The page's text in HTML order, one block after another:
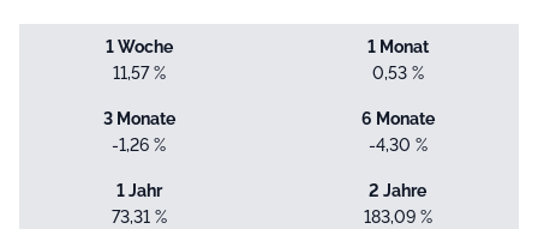
1 Woche
11,57 %
1 Monat
0,53 %
3 Monate
-1,26 %
6 Monate
-4,30 %
1 Jahr
73,31 %
2 Jahre
183,09 %